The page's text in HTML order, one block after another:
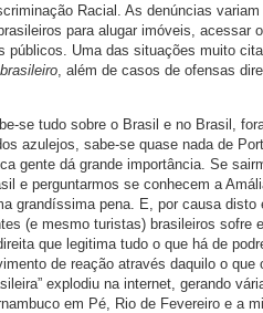
Racial. As denúncias
para alugar imóveis, acessar
públicos. Uma das situações muito
brasileiro, além de casos de ofensas
se tudo sobre o Brasil e no Brasil,
azulejos, sabe-se quase nada de
gente dá grande importância. Se
e perguntarmos se conhecem a
grandíssima pena. E, por causa disto
(e mesmo turistas) brasileiros sofre
que legitima tudo o que há de
de reação através daquilo o que
explodiu na internet, gerando
em Pé, Rio de Fevereiro e a